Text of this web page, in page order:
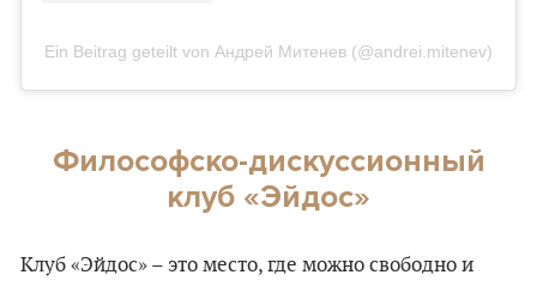
Ein Beitrag geteilt von Андрей Митенев (@andrei.mitenev)
Философско-дискуссионный
клуб «Эйдос»
Клуб «Эйдос» – это место, где можно свободно и